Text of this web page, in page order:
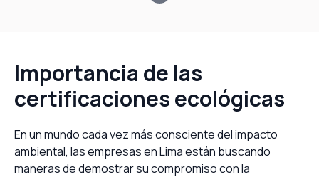
Importancia de las
certificaciones ecológicas
En un mundo cada vez más consciente del impacto
ambiental, las empresas en Lima están buscando
maneras de demostrar su compromiso con la